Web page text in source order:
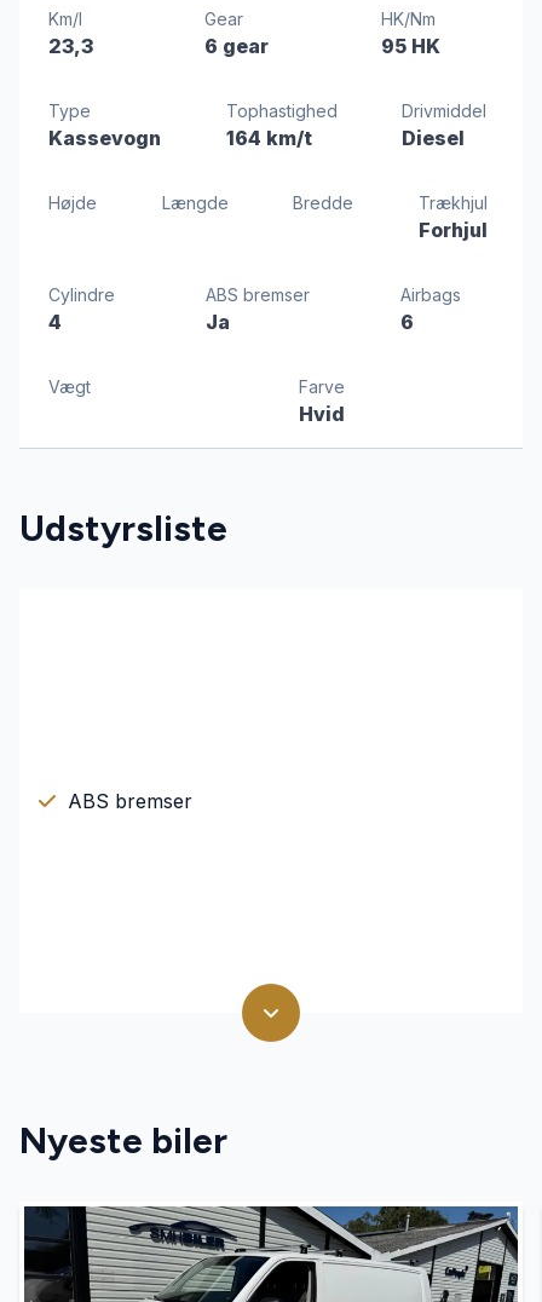
Km/l
23,3
Gear
6 gear
HK/Nm
95 HK
Type
Kassevogn
Tophastighed
164 km/t
Drivmiddel
Diesel
Højde Længde Bredde Trækhjul
Forhjul
Cylindre
4
ABS bremser
Ja
Airbags
6
Vægt Farve
Hvid
Udstyrsliste
ABS bremser
Nyeste biler